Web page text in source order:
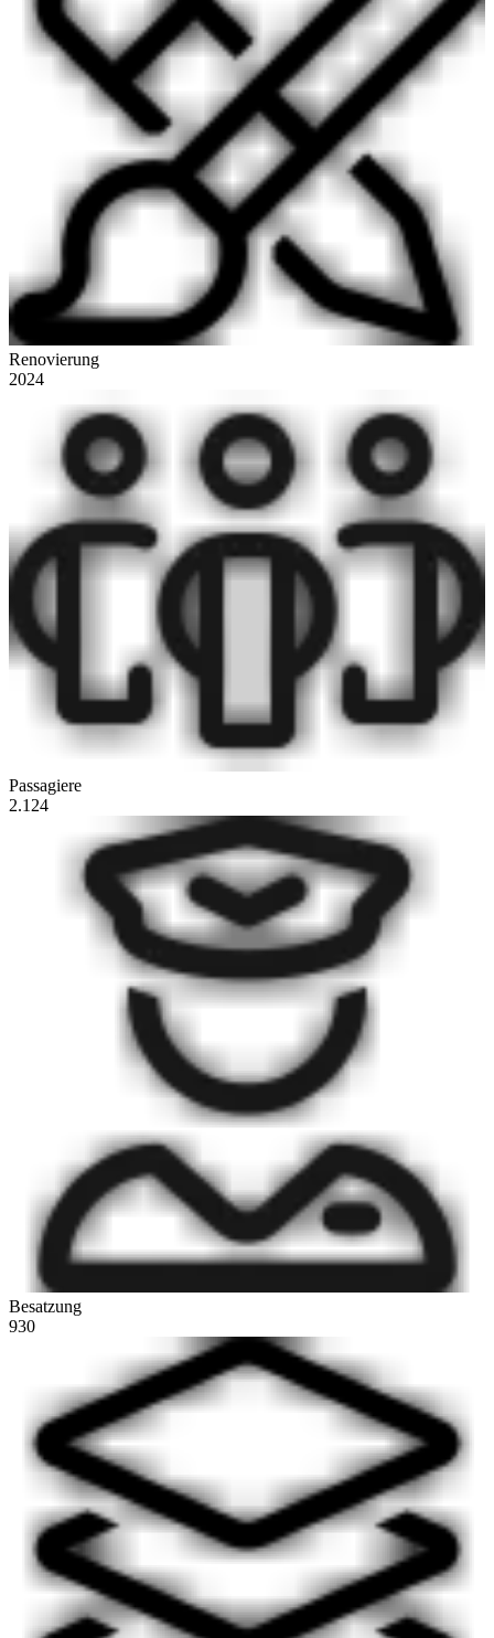
Renovierung
2024
Passagiere
2.124
Besatzung
930